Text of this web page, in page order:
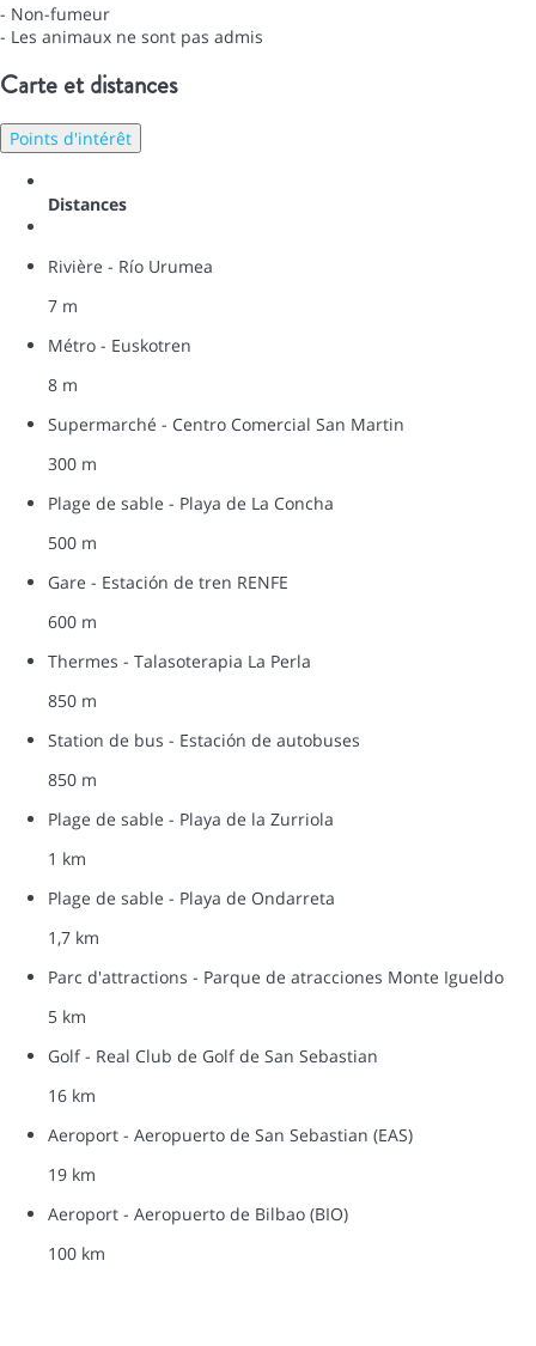
- Non-fumeur
- Les animaux ne sont pas admis
Carte et distances
Points d'intérêt
Distances
Rivière - Río Urumea
7 m
Métro - Euskotren
8 m
Supermarché - Centro Comercial San Martin
300 m
Plage de sable - Playa de La Concha
500 m
Gare - Estación de tren RENFE
600 m
Thermes - Talasoterapia La Perla
850 m
Station de bus - Estación de autobuses
850 m
Plage de sable - Playa de la Zurriola
1 km
Plage de sable - Playa de Ondarreta
1,7 km
Parc d'attractions - Parque de atracciones Monte Igueldo
5 km
Golf - Real Club de Golf de San Sebastian
16 km
Aeroport - Aeropuerto de San Sebastian (EAS)
19 km
Aeroport - Aeropuerto de Bilbao (BIO)
100 km